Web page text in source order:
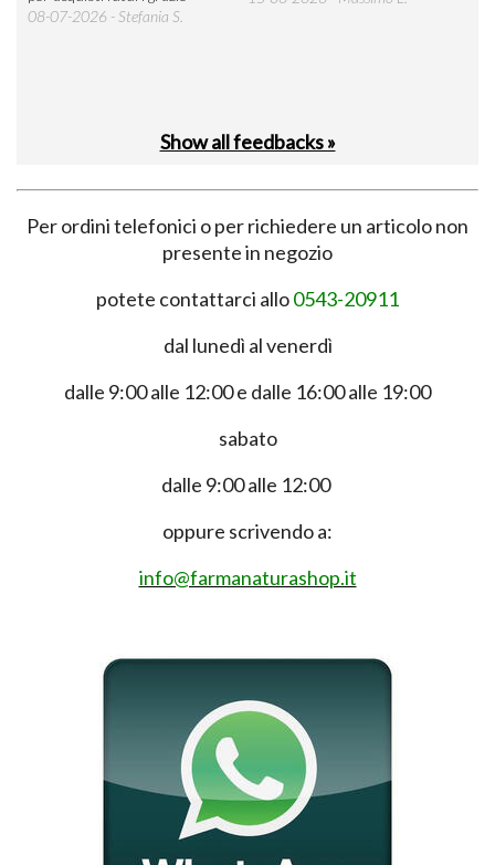
08-07-2026 - Stefania S.
Show all feedbacks »
Per ordini telefonici o per richiedere un articolo non
presente in negozio
potete contattarci allo0543-20911
dal lunedì al venerdì
dalle 9:00 alle 12:00 e dalle 16:00 alle 19:00
sabato
dalle 9:00 alle 12:00
oppure scrivendo a:
info@farmanaturashop.it